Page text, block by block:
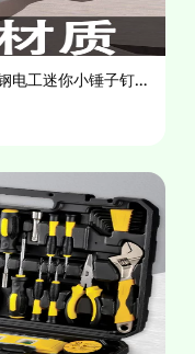
电工迷你小锤子钉